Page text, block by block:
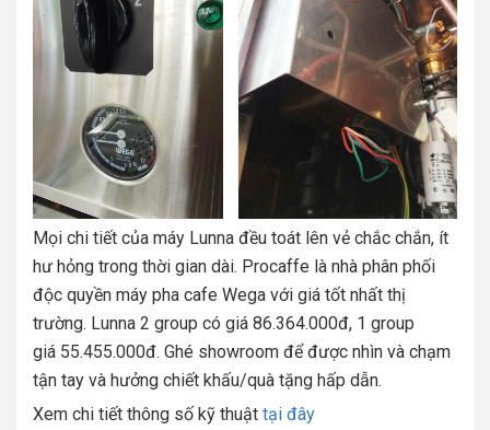
Mọi chi tiết của máy Lunna đều toát lên vẻ chắc chắn, ít
hư hỏng trong thời gian dài. Procaffe là nhà phân phối
độc quyền máy pha cafe Wega với giá tốt nhất thị
trường. Lunna 2 group có giá 86.364.000đ, 1 group
giá 55.455.000đ. Ghé showroom để được nhìn và chạm
tận tay và hưởng chiết khấu/quà tặng hấp dẫn.
Xem chi tiết thông số kỹ thuật tại đây